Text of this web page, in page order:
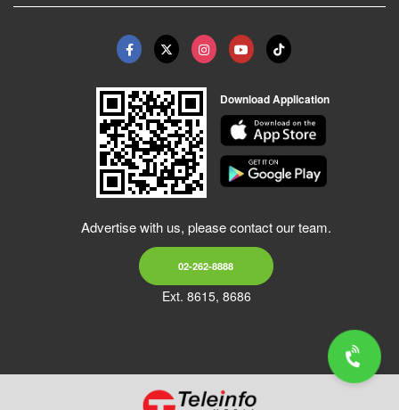
Download Application
Advertise with us, please contact our team.
02-262-8888
Ext. 8615, 8686